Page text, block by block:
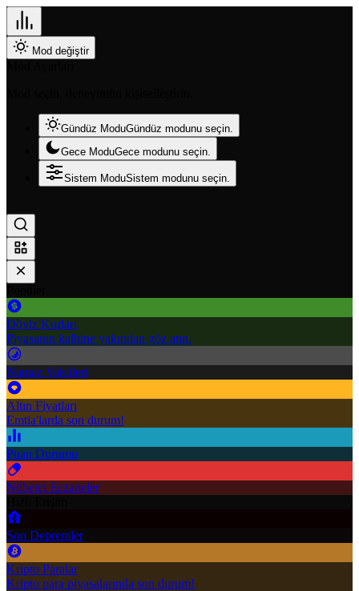
Mod değiştir
Gündüz ModuGündüz modunu seçin.
Gece ModuGece modunu seçin.
Sistem ModuSistem modunu seçin.
Döviz Kurları
Piyasanın kalbine yakından göz atın.
Namaz Vakitleri
Altın Fiyatları
Emtia'larda son durum!
Puan Durumu
Nöbetçi Eczaneler
Son Depremler
Kripto Paralar
Kripto para piyasalarında son durum!